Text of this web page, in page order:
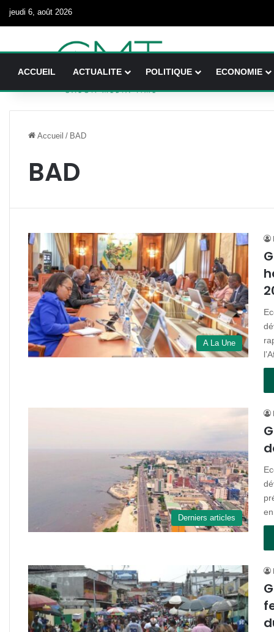
jeudi 6, août 2026
ACCUEIL ACTUALITE POLITIQUE ECONOMIE
Accueil / BAD
BAD
A La Une
Derniers articles